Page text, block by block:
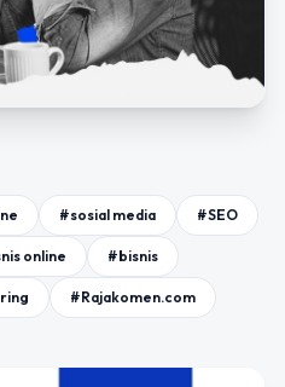
#sosial media #SEO
online #bisnis
#Rajakomen.com